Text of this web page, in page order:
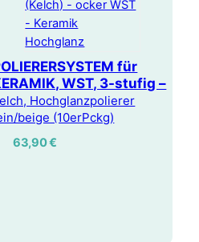
für
WST, 3-stufig –
Hochglanzpolierer
beige (10erPckg)
63,90€